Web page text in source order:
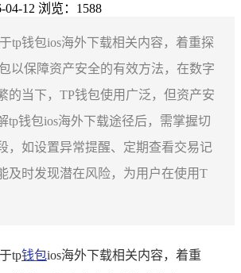
04-12 浏览：1588
tp钱包ios海外下载相关内容，着重探
以保障资产安全的有效方法，在数字
的当下，TP钱包使用广泛，但资产安
tp钱包ios海外下载途径后，需掌握切
，如设置异常提醒、定期查看交易记
及时发现潜在风险，为用户在使用T
tp钱包ios海外下载相关内容，着重